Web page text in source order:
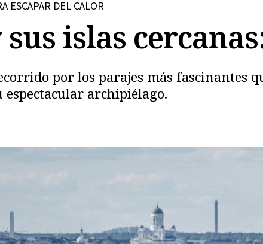
ESCAPAR DEL CALOR
islas
por los parajes más fascinantes
archipiélago.